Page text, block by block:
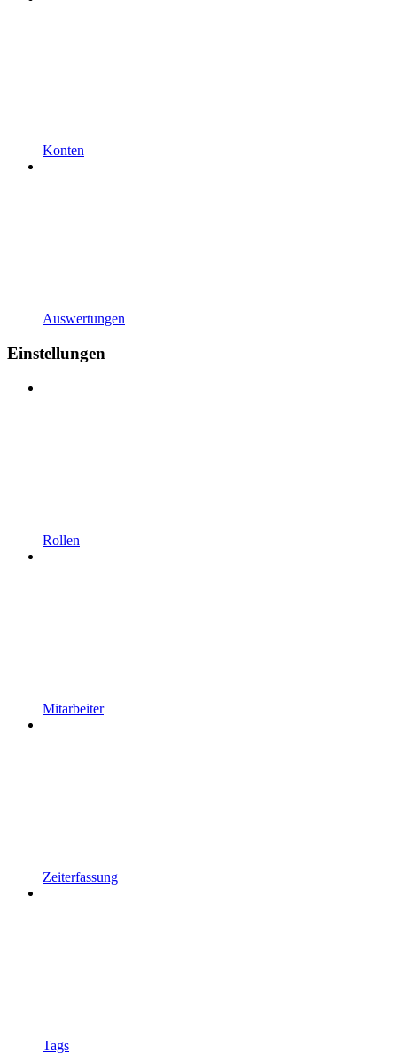
Konten
Auswertungen
Einstellungen
Rollen
Mitarbeiter
Zeiterfassung
Tags